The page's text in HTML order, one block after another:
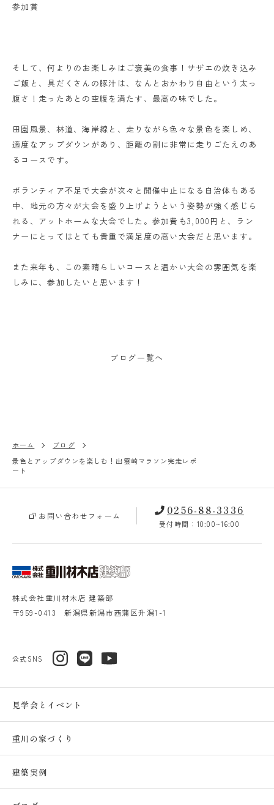
参加賞
そして、何よりのお楽しみはご褒美の食事！サザエの炊き込み
ご飯と、具だくさんの豚汁は、なんとおかわり自由という太っ
腹さ！走ったあとの空腹を満たす、最高の味でした。
田園風景、林道、海岸線と、走りながら色々な景色を楽しめ、
適度なアップダウンがあり、距離の割に非常に走りごたえのあ
るコースです。
ボランティア不足で大会が次々と開催中止になる自治体もある
中、地元の方々が大会を盛り上げようという姿勢が強く感じら
れる、アットホームな大会でした。参加費も3,000円と、ラン
ナーにとってはとても貴重で満足度の高い大会だと思います。
また来年も、この素晴らしいコースと温かい大会の雰囲気を楽
しみに、参加したいと思います！
ブログ一覧へ
ホーム
ブログ
景色とアップダウンを楽しむ！出雲崎マラソン完走レポ
ート
見学会とイベント
重川の家づくり
建築実例
公式SNS
株式会社重川材木店 建築部
〒959-0413 新潟県新潟市西蒲区升潟1-1
お問い合わせフォーム 0256-88-3336
受付時間：10:00~16:00